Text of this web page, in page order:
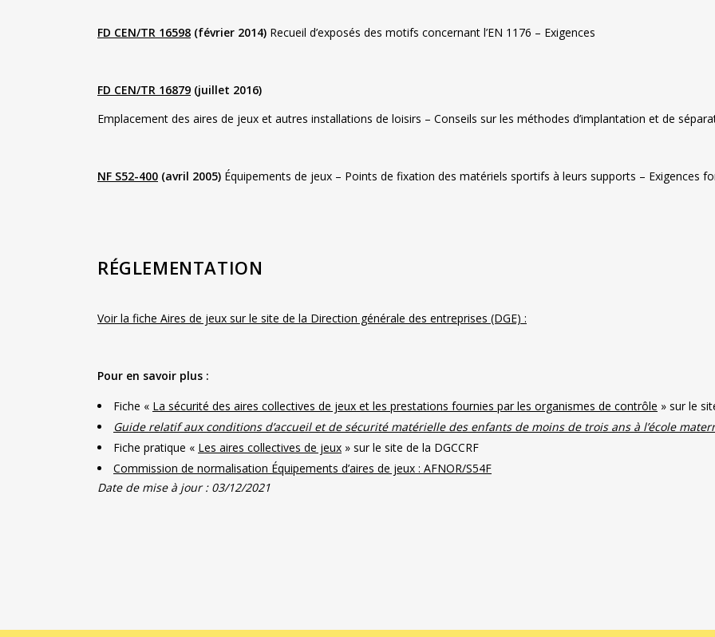
FD CEN/TR 16598 (février 2014) Recueil d’exposés des motifs concernant l’EN 1176 – Exigences
FD CEN/TR 16879 (juillet 2016)
Emplacement des aires de jeux et autres installations de loisirs – Conseils sur les méthodes d’implantation et de
NF S52-400 (avril 2005) Équipements de jeux – Points de fixation des matériels sportifs à leurs supports – Exigences
RÉGLEMENTATION
Voir la fiche Aires de jeux sur le site de la Direction générale des entreprises (DGE) :
Pour en savoir plus :
Fiche « La sécurité des aires collectives de jeux et les prestations fournies par les organismes de contrôle » sur le
Guide relatif aux conditions d’accueil et de sécurité matérielle des enfants de moins de trois ans à l’école
Fiche pratique « Les aires collectives de jeux » sur le site de la DGCCRF
Commission de normalisation Équipements d’aires de jeux : AFNOR/S54F
Date de mise à jour : 03/12/2021